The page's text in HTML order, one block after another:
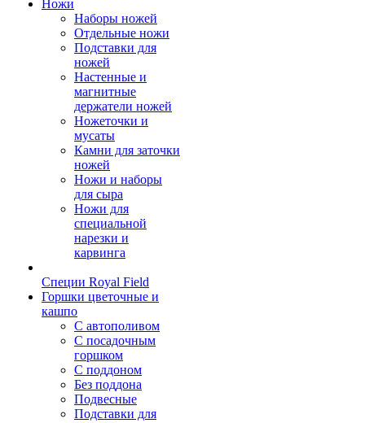
Ножи
Наборы ножей
Отдельные ножи
Подставки для
ножей
Настенные и
магнитные
держатели ножей
Ножеточки и
мусаты
Камни для заточки
ножей
Ножи и наборы
для сыра
Ножи для
специальной
нарезки и
карвинга
Специи Royal Field
Горшки цветочные и
кашпо
С автополивом
С посадочным
горшком
С поддоном
Без поддона
Подвесные
Подставки для